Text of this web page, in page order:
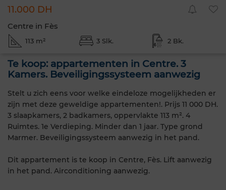
11.000 DH
Centre in Fès
113 m² 3 Slk. 2 Bk.
Te koop: appartementen in Centre. 3
Kamers. Beveiligingssysteem aanwezig
Stelt u zich eens voor welke eindeloze mogelijkheden er
zijn met deze geweldige appartementen!. Prijs 11 000 DH.
3 slaapkamers, 2 badkamers, oppervlakte 113 m². 4
Ruimtes. 1e Verdieping. Minder dan 1 jaar. Type grond
Marmer. Beveiligingssysteem aanwezig in het pand.
Dit appartement is te koop in Centre, Fès. Lift aanwezig
in het pand. Airconditioning aanwezig.